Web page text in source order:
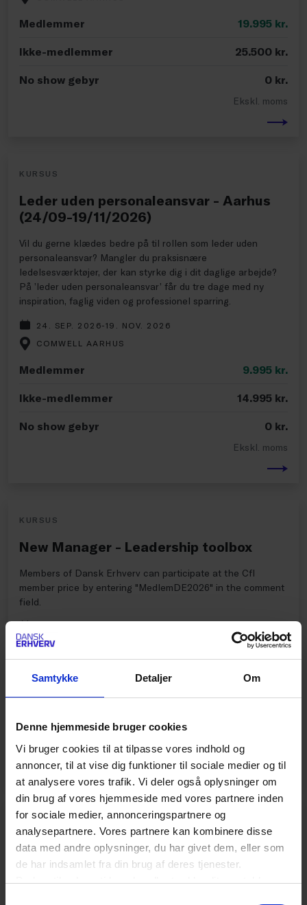
Samtykke Detaljer Om
Denne hjemmeside bruger cookies
Vi bruger cookies til at tilpasse vores indhold og
annoncer, til at vise dig funktioner til sociale medier og til
at analysere vores trafik. Vi deler også oplysninger om
din brug af vores hjemmeside med vores partnere inden
for sociale medier, annonceringspartnere og
analysepartnere. Vores partnere kan kombinere disse
data med andre oplysninger, du har givet dem, eller som
de har indsamlet fra din brug af deres tjenester.
Du kan til enhver tid ændre eller trække dit samtykke
Medlemmer 19.995 kr.
Ikke-medlemmer 25.500 kr.
No show gebyr 0 kr.
Ekskl. moms
KURSUS
Leder uden personaleansvar - Aarhus
(24/09-19/11/2026)
Vil du gerne klædes bedre på til rollen som leder uden
personaleansvar? Mangler du praksisnære
ledelsesværktøjer, der kan styrke dig i dit daglige arbejde?
På ’leder uden personaleansvar’ får du tre dage med ny
inspiration, faglig viden og professionel sparring.
24. SEP. 2026-19. NOV. 2026
COMWELL AARHUS
Medlemmer 9.995 kr.
Ikke-medlemmer 14.995 kr.
No show gebyr 0 kr.
Ekskl. moms
KURSUS
New Manager - Leadership toolbox
Members of Dansk Erhverv can participate at the Cfl
member price by entering "MedlemDE2026" in the comment
field.
CENTER FOR LEDELSE
Ikke-medlemmer 19.400kr.
No show gebyr
Ekskl. moms
KURSUS
Strategisk ledelse og eksekvering
Løft dine strategiske kompetencer og værdi som leder